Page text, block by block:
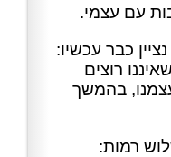
עם עצמי.
כבר עכשיו:
רוצים
בהמשך
רמות: